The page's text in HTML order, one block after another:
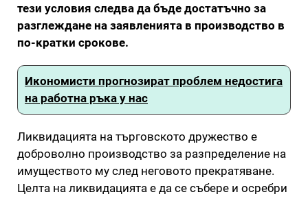
тези условия следва да бъде достатъчно за
разглеждане на заявленията в производство в
по-кратки срокове.
Икономисти прогнозират проблем недостига
на работна ръка у нас
Ликвидацията на търговското дружество е
доброволно производство за разпределение на
имуществото му след неговото прекратяване.
Целта на ликвидацията е да се събере и осребри